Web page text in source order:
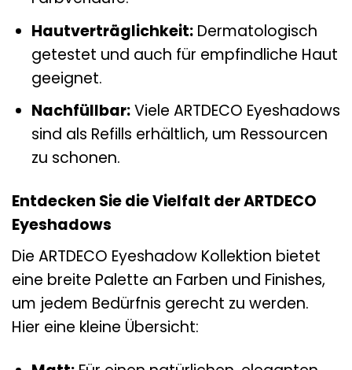
Hautverträglichkeit:Dermatologisch
getestet und auch für empfindliche Haut
geeignet.
Nachfüllbar:Viele ARTDECO Eyeshadows
sind als Refills erhältlich, um Ressourcen
zu schonen.
Entdecken Sie die Vielfalt der ARTDECO
Eyeshadows
Die ARTDECO Eyeshadow Kollektion bietet
eine breite Palette an Farben und Finishes,
um jedem Bedürfnis gerecht zu werden.
Hier eine kleine Übersicht: